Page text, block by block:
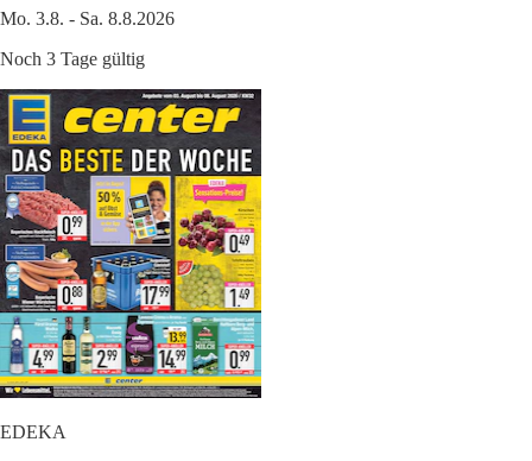
Mo. 3.8. - Sa. 8.8.2026
Noch 3 Tage gültig
EDEKA